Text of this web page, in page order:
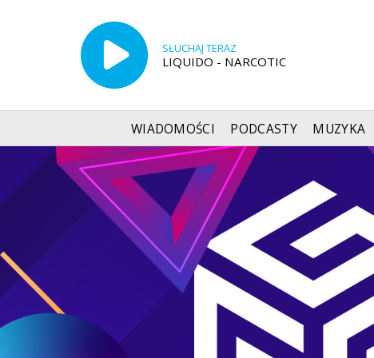
SŁUCHAJ TERAZ
LIQUIDO - NARCOTIC
WIADOMOŚCI PODCASTY MUZYKA